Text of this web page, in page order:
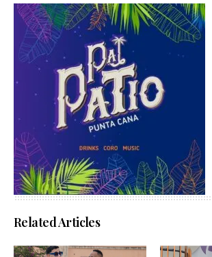
Related Articles